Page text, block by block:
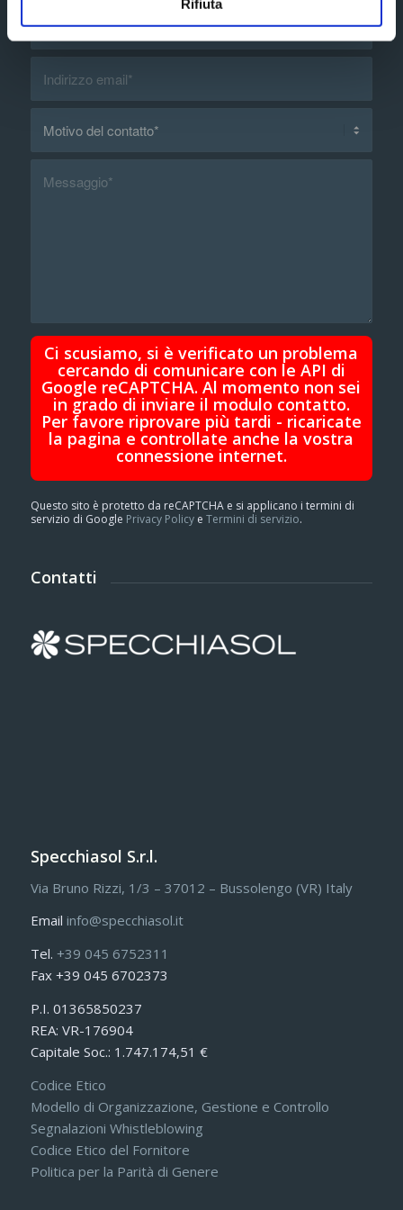
Rifiuta
Ci scusiamo, si è verificato un problema
cercando di comunicare con le API di
Google reCAPTCHA. Al momento non sei
in grado di inviare il modulo contatto.
Per favore riprovare più tardi - ricaricate
la pagina e controllate anche la vostra
connessione internet.
Questo sito è protetto da reCAPTCHA e si applicano i termini di
servizio di Google Privacy Policye Termini di servizio.
Contatti
Specchiasol S.r.l.
Via Bruno Rizzi, 1/3 – 37012 – Bussolengo (VR) Italy
Email info@specchiasol.it
Tel. +39 045 6752311
Fax +39 045 6702373
P.I. 01365850237
REA: VR-176904
Capitale Soc.: 1.747.174,51 €
Codice Etico
Modello di Organizzazione, Gestione e Controllo
Segnalazioni Whistleblowing
Codice Etico del Fornitore
Politica per la Parità di Genere